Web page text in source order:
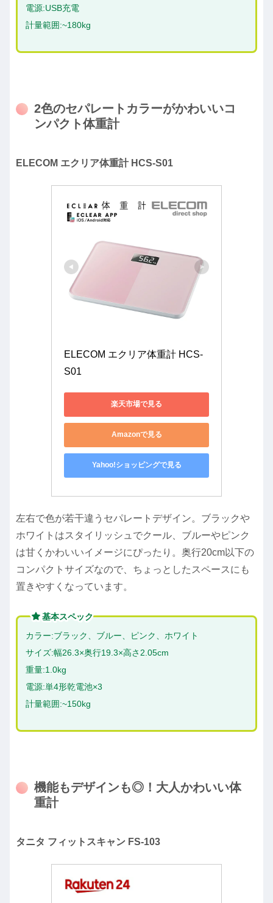
電源:USB充電
計量範囲:~180kg
2色のセパレートカラーがかわいいコ
ンパクト体重計
ELECOM エクリア体重計 HCS-S01
ELECOM エクリア体重計 HCS-
S01
楽天市場で見る
Amazonで見る
Yahoo!ショッピングで見る
左右で色が若干違うセパレートデザイン。ブラックや
ホワイトはスタイリッシュでクール、ブルーやピンク
は甘くかわいいイメージにぴったり。奥行20cm以下の
コンパクトサイズなので、ちょっとしたスペースにも
置きやすくなっています。
基本スペック
カラー:ブラック、ブルー、ピンク、ホワイト
サイズ:幅26.3×奥行19.3×高さ2.05cm
重量:1.0kg
電源:単4形乾電池×3
計量範囲:~150kg
機能もデザインも◎！大人かわいい体
重計
タニタ フィットスキャン FS-103